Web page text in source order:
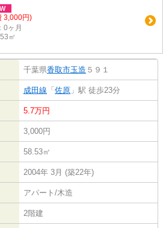
3,000円)
0ヶ月
㎡
千葉県香取市玉造 ５９１
成田線 「佐原 」駅 徒歩23分
5.7万円
3,000円
58.53㎡
2004年 3月 (築22年)
アパート/木造
2階建